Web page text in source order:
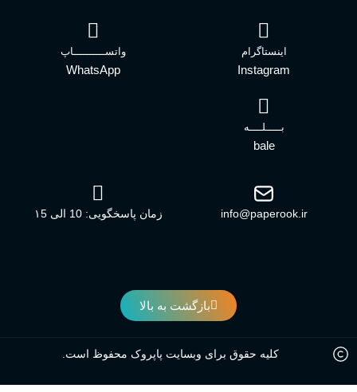
اینستاگرام
Instagram
واتســــــــــاپ
WhatsApp
بـــــلــــه
bale
info@paperook.ir زمان پاسخگویی: 10 الی ۱5
بازگشت به بالا
کلیه حقوق برای وبسایت پاپروک محفوظ است.